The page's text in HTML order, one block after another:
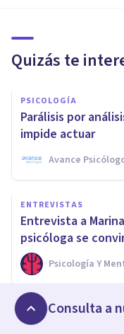
Quizás te
PSICOLOGÍA
Parálisis por
impide actuar
Avance
ENTREVISTAS
Entrevista a
psicóloga se
Psicología Y
PSICOLOGÍA
Máster en
Consulta a